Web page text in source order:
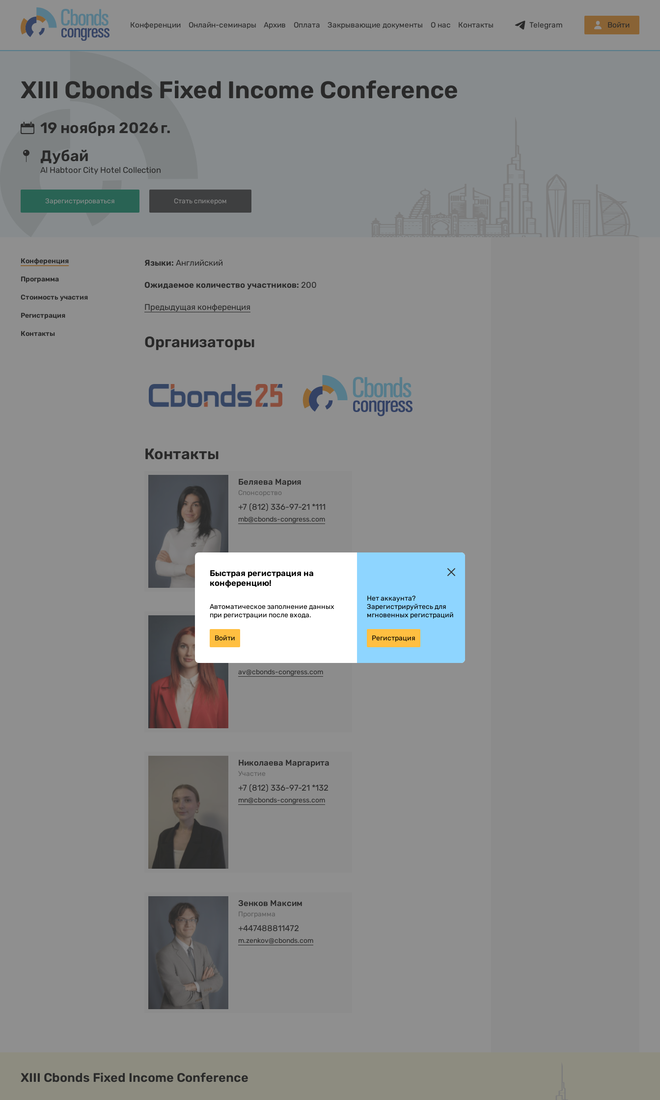
Конференции Онлайн-семинары Архив Оплата Закрывающие документы О нас Контакты Telegram Войти
XIII Cbonds Fixed Income Conference
19 ноября 2026 г.
Дубай
Al Habtoor City Hotel Collection
Зарегистрироваться Стать спикером
Конференция
Программа
Стоимость участия
Регистрация
Контакты
Языки: Английский
Ожидаемое количество участников: 200
Предыдущая конференция
Организаторы
Контакты
Беляева Мария
Спонсорство
+7 (812) 336-97-21 *111
mb@cbonds-congress.com
Володина Анна
+7 (812) 336-97-21 *126 /
av@cbonds-congress.com
Николаева Маргарита
Участие
+7 (812) 336-97-21 *132
mn@cbonds-congress.com
Зенков Максим
Программа
+447488811472
m.zenkov@cbonds.com
XIII Cbonds Fixed Income Conference
Быстрая регистрация на
конференцию!
Автоматическое заполнение данных
при регистрации после входа.
Войти
Нет аккаунта?
Зарегистрируйтесь для
мгновенных регистраций
Регистрация